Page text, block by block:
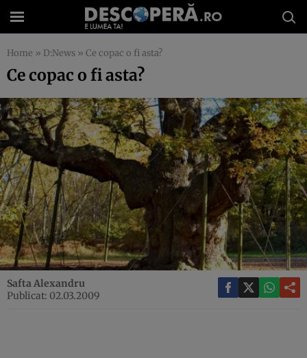
Home » D:News » Ce copac o fi asta?
Ce copac o fi asta?
Safta Alexandru
Publicat: 02.03.2009